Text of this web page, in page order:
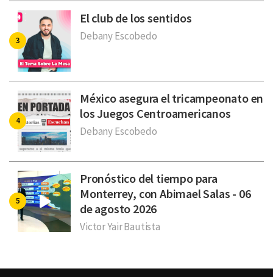
El club de los sentidos
Debany Escobedo
México asegura el tricampeonato en
los Juegos Centroamericanos
Debany Escobedo
Pronóstico del tiempo para
Monterrey, con Abimael Salas - 06
de agosto 2026
Victor Yair Bautista